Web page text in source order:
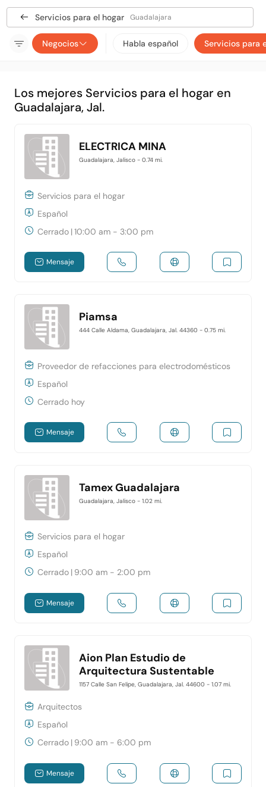
Servicios para el hogar Guadalajara
Negocios Habla español Servicios para
Los mejores Servicios para el hogar en
Guadalajara, Jal.
ELECTRICA MINA
Guadalajara, Jalisco - 0.74 mi.
Servicios para el hogar
Español
Cerrado |10:00 am - 3:00 pm
Mensaje
Piamsa
444 Calle Aldama, Guadalajara, Jal. 44360 - 0.75 mi.
Proveedor de refacciones para electrodomésticos
Español
Cerrado hoy
Mensaje
Tamex Guadalajara
Guadalajara, Jalisco - 1.02 mi.
Servicios para el hogar
Español
Cerrado | 9:00 am - 2:00 pm
Mensaje
Aion Plan Estudio de
Arquitectura Sustentable
1157 Calle San Felipe, Guadalajara, Jal. 44600 - 1.07 mi.
Arquitectos
Español
Cerrado | 9:00 am - 6:00 pm
Mensaje